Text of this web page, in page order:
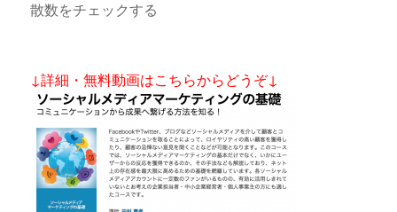
散数をチェックする
↓詳細・無料動画はこちらからどうぞ↓